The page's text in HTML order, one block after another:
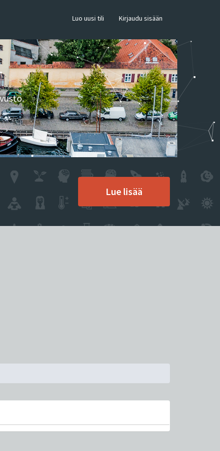
Luo uusi tili Kirjaudu sisään
Lue lisää